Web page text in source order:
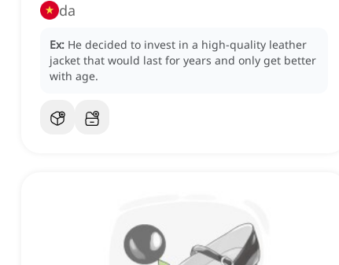
da
Ex: He decided to invest in a high-quality leather
jacket that would last for years and only get better
with age.